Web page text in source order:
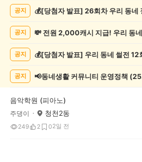
악/
목
공지
공지
공지
공지 📢동네생활 커뮤니티 운영정책
음악학원 (피아노)
주댕이 청천2동
249 2 02일 전